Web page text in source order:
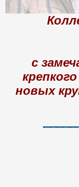
с
новых